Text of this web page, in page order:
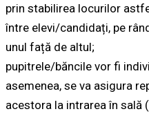
prin stabilirea locurilor
între elevi/candidați, pe
unul față de altul;
pupitrele/băncile vor fi
asemenea, se va asigura
acestora la intrarea în sală